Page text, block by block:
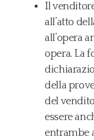
Il
all’atto
all’opera
opera. La
della
del
essere
entrambe